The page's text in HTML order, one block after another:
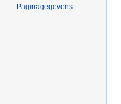
Paginagegevens